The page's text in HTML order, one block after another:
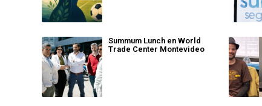
Summum Lunch en World
Trade Center Montevideo